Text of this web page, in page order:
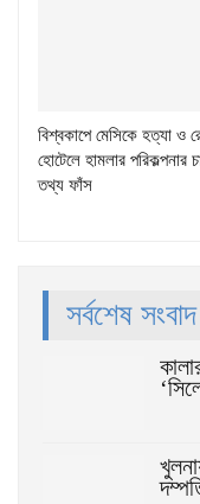
বিশ্বকাপে মেসিকে হত্যা ও
হোটেলে হামলার পরিকল্পনার
তথ্য ফাঁস
সর্বশেষ সংবাদ